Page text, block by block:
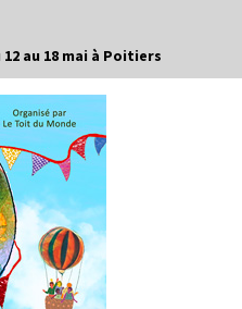
au 18 mai à Poitiers